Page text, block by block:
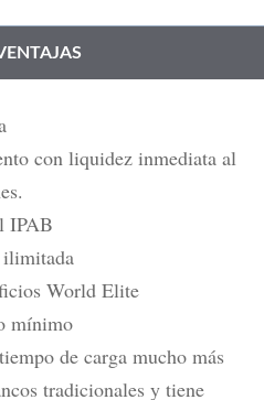
con liquidez inmediata al
IPAB
ilimitada
World Elite
mínimo
de carga mucho más
tradicionales y tiene